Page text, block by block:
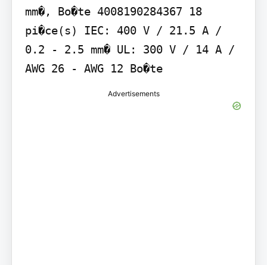
mm�, Bo�te 4008190284367 18
pi�ce(s) IEC: 400 V / 21.5 A /
0.2 - 2.5 mm� UL: 300 V / 14 A /
AWG 26 - AWG 12 Bo�te
Advertisements